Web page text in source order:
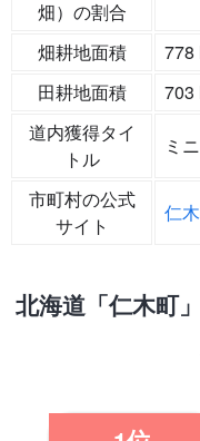
畑）の割合
畑耕地面積
778
田耕地面積
703
道内獲得タイ
トル
ミ
市町村の公式
サイト
仁
北海道「仁木町